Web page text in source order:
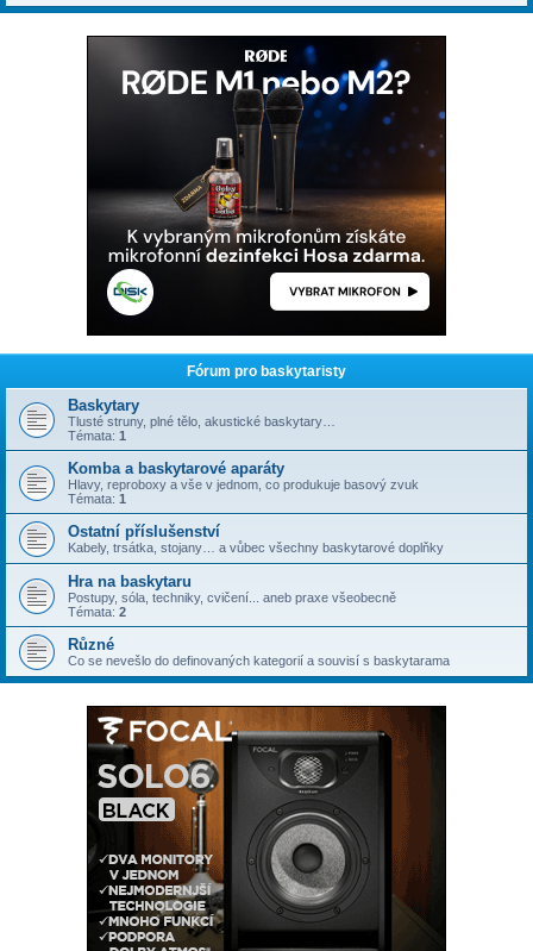
Fórum pro baskytaristy
Baskytary
Tlusté struny, plné tělo, akustické baskytary…
Témata: 1
Komba a baskytarové aparáty
Hlavy, reproboxy a vše v jednom, co produkuje basový zvuk
Témata: 1
Ostatní příslušenství
Kabely, trsátka, stojany… a vůbec všechny baskytarové doplňky
Hra na baskytaru
Postupy, sóla, techniky, cvičení... aneb praxe všeobecně
Témata: 2
Různé
Co se nevešlo do definovaných kategorií a souvisí s baskytarama